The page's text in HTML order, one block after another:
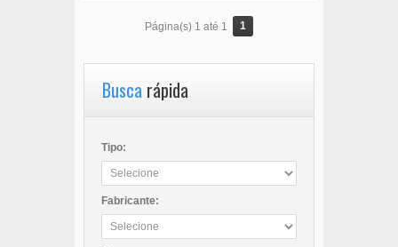
Página(s) 1 até 1 1
Busca rápida
Tipo:
Fabricante: